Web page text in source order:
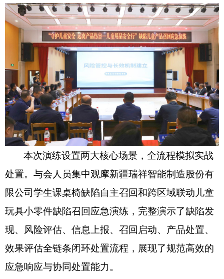
本次演练设置两大核心场景，全流程模拟实战
处置。与会人员集中观摩新疆瑞祥智能制造股份有
限公司学生课桌椅缺陷自主召回和跨区域联动儿童
玩具小零件缺陷召回应急演练，完整演示了缺陷发
现、风险评估、信息上报、召回启动、产品处置、
效果评估全链条闭环处置流程，展现了规范高效的
应急响应与协同处置能力。